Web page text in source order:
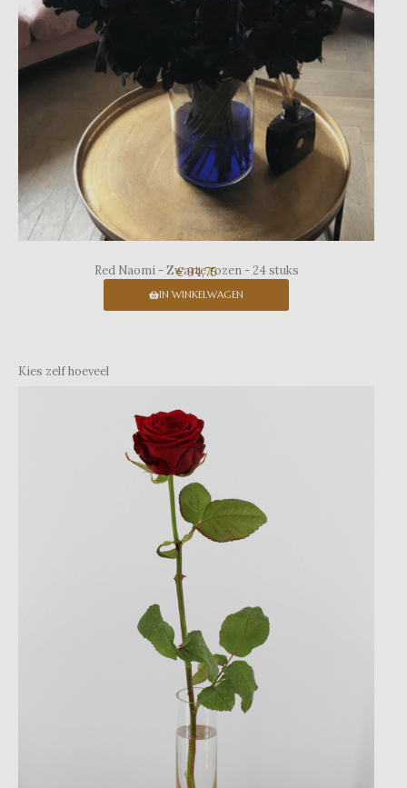
Red Naomi - Zwarte rozen - 24 stuks
€ 94,75
IN WINKELWAGEN
Kies zelf hoeveel